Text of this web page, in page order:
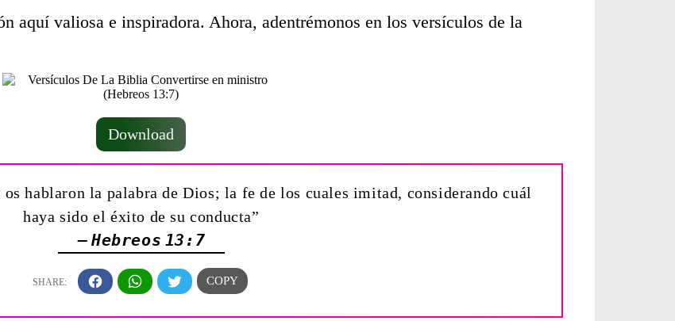
aquí valiosa e inspiradora. Ahora, adentrémonos en los versículos de la
Download
os hablaron la palabra de Dios; la fe de los cuales imitad, considerando cuál
haya sido el éxito de su conducta”
— Hebreos 13:7